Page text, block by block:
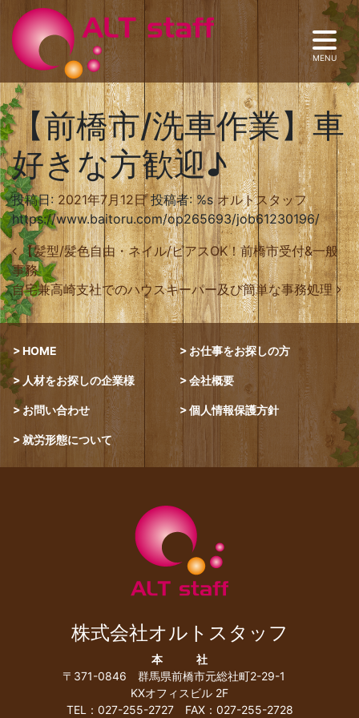
【前橋市/洗車作業】車
好きな方歓迎♪
投稿日:2021年7月12日投稿者: %sオルトスタッフ
https://www.baitoru.com/op265693/job61230196/
投稿ナビゲーション
【髪型/髪色自由・ネイル/ピアスOK！前橋市受付&一般
事務
自宅兼高崎支社でのハウスキーパー及び簡単な事務処理
HOME お仕事をお探しの方
人材をお探しの企業様 会社概要
お問い合わせ 個人情報保護方針
就労形態について
株式会社オルトスタッフ
本 社
〒371-0846 群馬県前橋市元総社町2-29-1
KXオフィスビル 2F
TEL：027-255-2727 FAX：027-255-2728